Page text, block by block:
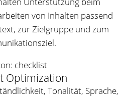
von Inhalten passend
zur Zielgruppe und zum
Optimization
Tonalität, Sprache,